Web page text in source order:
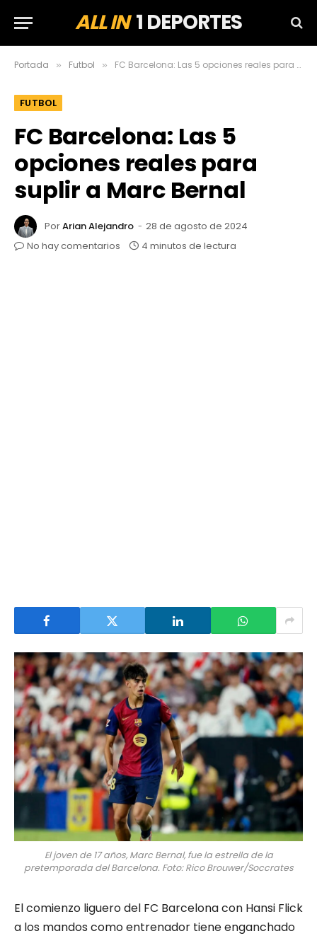
ALL IN1 DEPORTES
Portada » Futbol » FC Barcelona: Las 5 opciones reales para suplir a Marc Bernal
FUTBOL
FC Barcelona: Las 5
opciones reales para
suplir a Marc Bernal
PorArian Alejandro
28 de agosto de 2024
No hay comentarios
4 minutos de lectura
El joven de 17 años, Marc Bernal, fue la estrella de la
pretemporada del Barcelona. Foto: Rico Brouwer/Soccrates
El comienzo liguero del FC Barcelona con Hansi Flick
a los mandos como entrenador tiene enganchado